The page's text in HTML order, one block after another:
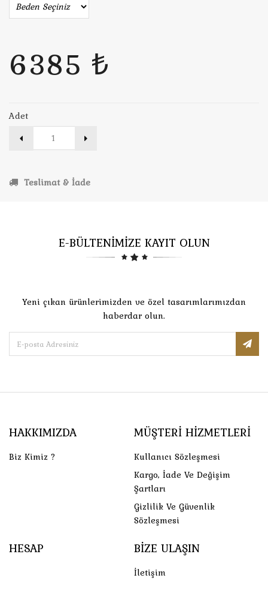
6385 ₺
Adet
Teslimat & İade
E-BÜLTENİMİZE KAYIT OLUN
Yeni çıkan ürünlerimizden ve özel tasarımlarımızdan
haberdar olun.
HAKKIMIZDA
Biz Kimiz ?
MÜŞTERI HIZMETLERI
Kullanıcı Sözleşmesi
Kargo, İade Ve Değişim
Şartları
Gizlilik Ve Güvenlik
Sözleşmesi
HESAP BIZE ULAŞIN
İletişim